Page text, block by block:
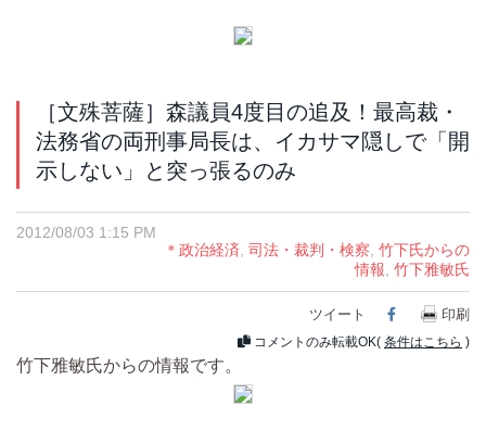
［文殊菩薩］森議員4度目の追及！最高裁・
法務省の両刑事局長は、イカサマ隠しで「開
示しない」と突っ張るのみ
2012/08/03 1:15 PM
＊政治経済 司法・裁判・検察 竹下氏からの
情報 竹下雅敏氏
ツイート Facebook
印刷
コメントのみ転載OK( 条件はこちら )
竹下雅敏氏からの情報です。